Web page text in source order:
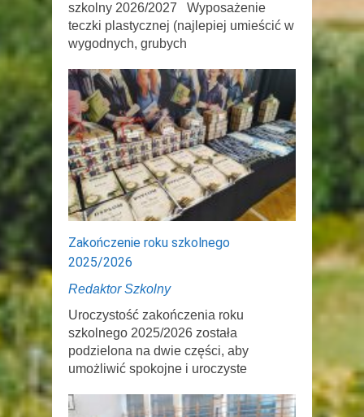
szkolny 2026/2027 Wyposażenie
teczki plastycznej (najlepiej umieścić w
wygodnych, grubych
Zakończenie roku szkolnego
2025/2026
Redaktor Szkolny
Uroczystość zakończenia roku
szkolnego 2025/2026 została
podzielona na dwie części, aby
umożliwić spokojne i uroczyste